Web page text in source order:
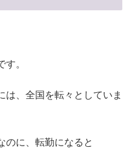
。
は、全国を転々としていま
のに、転勤になると